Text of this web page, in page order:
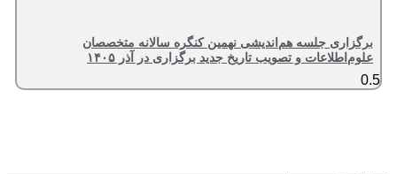
برگزاری جلسه هم‌اندیشی نهمین کنگره سالانه متخصصان
علوم‌اطلاعات و تصویب تاریخ جدید برگزاری در آذر ۱۴۰۵